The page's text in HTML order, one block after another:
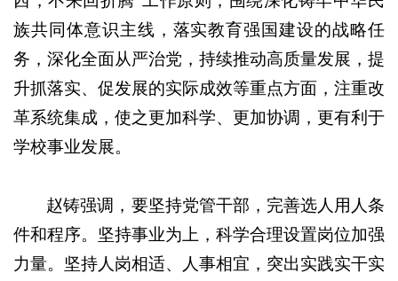
族共同体意识主线，落实教育强国建设的战略任
务，深化全面从严治党，持续推动高质量发展，提
升抓落实、促发展的实际成效等重点方面，注重改
革系统集成，使之更加科学、更加协调，更有利于
学校事业发展。
赵铸强调，要坚持党管干部，完善选人用人条
件和程序。坚持事业为上，科学合理设置岗位加强
力量。坚持人岗相适、人事相宜，突出实践实干实